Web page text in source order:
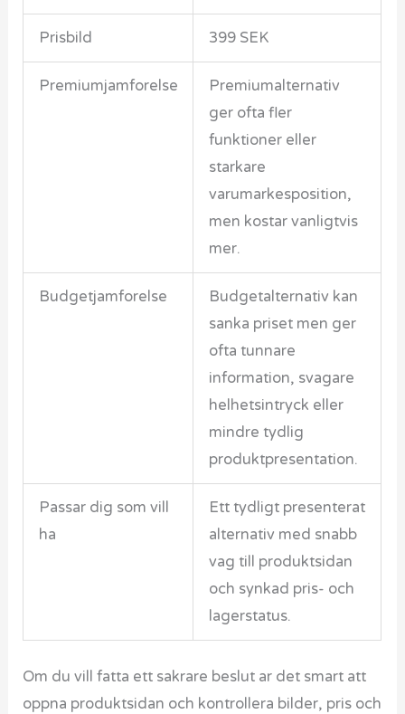
Prisbild 399 SEK
Premiumjamforelse
Premiumalternativ
ger ofta fler
funktioner eller
starkare
varumarkesposition,
men kostar vanligtvis
mer.
Budgetjamforelse
Budgetalternativ kan
sanka priset men ger
ofta tunnare
information, svagare
helhetsintryck eller
mindre tydlig
produktpresentation.
Passar dig som vill
ha
Ett tydligt presenterat
alternativ med snabb
vag till produktsidan
och synkad pris- och
lagerstatus.
Om du vill fatta ett sakrare beslut ar det smart att
oppna produktsidan och kontrollera bilder, pris och